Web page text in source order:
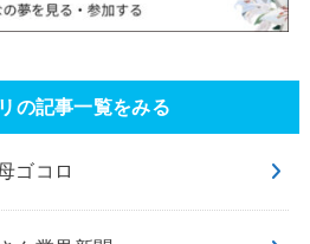
の記事一覧をみる
ゴコロ